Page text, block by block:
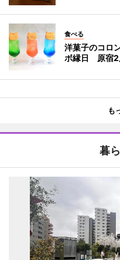
食べる
洋菓子のコロ
ボ縁日 原宿2
も
暮